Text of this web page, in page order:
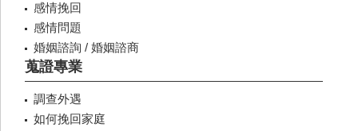
感情挽回
感情問題
婚姻諮詢 / 婚姻諮商
蒐證專業
調查外遇
如何挽回家庭